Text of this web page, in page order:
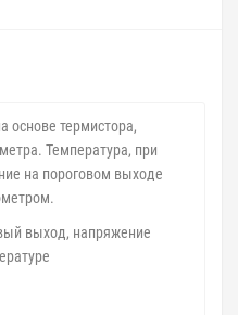
основе термистора,
Температура, при
на пороговом выходе
выход, напряжение